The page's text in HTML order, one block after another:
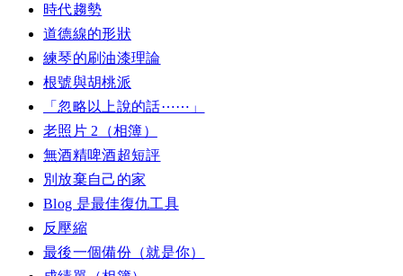
時代趨勢
道德線的形狀
練琴的刷油漆理論
根號與胡桃派
「忽略以上說的話⋯⋯」
老照片 2（相簿）
無酒精啤酒超短評
別放棄自己的家
Blog 是最佳復仇工具
反壓縮
最後一個備份（就是你）